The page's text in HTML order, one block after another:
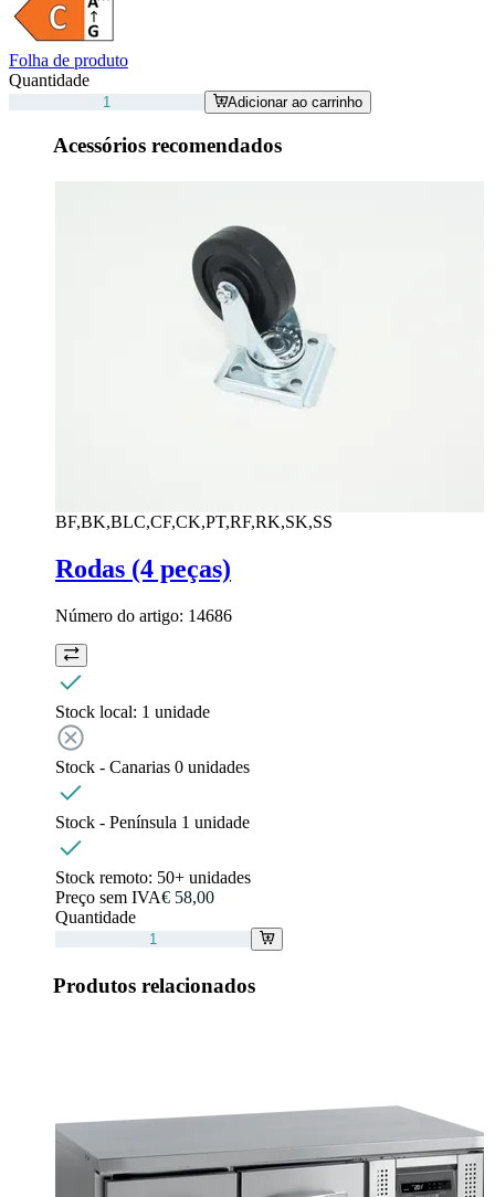
Folha de produto
Quantidade
Adicionar ao carrinho
Acessórios recomendados
BF,BK,BLC,CF,CK,PT,RF,RK,SK,SS
Rodas (4 peças)
Número do artigo: 14686
Stock local: 1 unidade
Stock - Canarias 0 unidades
Stock - Península 1 unidade
Stock remoto: 50+ unidades
Preço sem IVA€ 58,00
Quantidade
Produtos relacionados